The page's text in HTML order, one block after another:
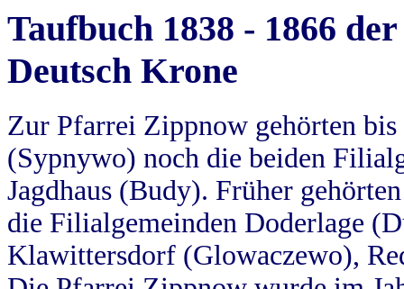
Taufbuch 1838 - 1866
Deutsch Krone
Zur Pfarrei Zippnow gehörten
(Sypnywo) noch die beiden
Jagdhaus (Budy). Früher
die Filialgemeinden Doderlage
Klawittersdorf (Glowaczewo),